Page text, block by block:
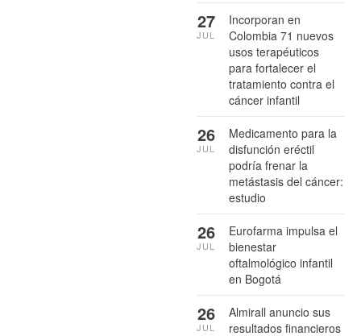
Incorporan en
Colombia 71 nuevos
usos terapéuticos
para fortalecer el
tratamiento contra el
cáncer infantil
27
JUL
Medicamento para la
disfunción eréctil
podría frenar la
metástasis del cáncer:
estudio
26
JUL
Eurofarma impulsa el
bienestar
oftalmológico infantil
en Bogotá
26
JUL
Almirall anuncio sus
resultados financieros
26
JUL